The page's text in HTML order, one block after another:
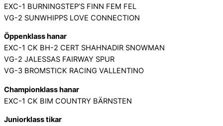
EXC-1 BURNINGSTEP’S FINN FEM FEL
VG-2 SUNWHIPPS LOVE CONNECTION
Öppenklass hanar
EXC-1 CK BH-2 CERT SHAHNADIR SNOWMAN
VG-2 JALESSAS FAIRWAY SPUR
VG-3 BROMSTICK RACING VALLENTINO
Championklass hanar
EXC-1 CK BIM COUNTRY BÄRNSTEN
Juniorklass tikar